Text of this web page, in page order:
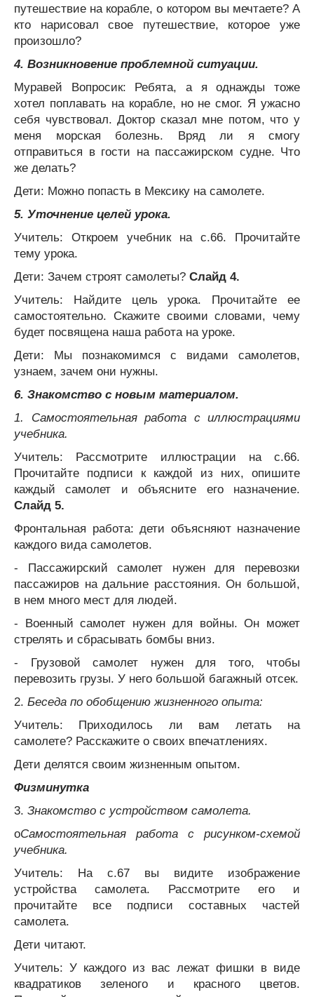
путешествие на корабле, о котором вы мечтаете? А
кто нарисовал свое путешествие, которое уже
произошло?
4. Возникновение проблемной ситуации.
Муравей Вопросик: Ребята, а я однажды тоже
хотел поплавать на корабле, но не смог. Я ужасно
себя чувствовал. Доктор сказал мне потом, что у
меня морская болезнь. Вряд ли я смогу
отправиться в гости на пассажирском судне. Что
же делать?
Дети: Можно попасть в Мексику на самолете.
5. Уточнение целей урока.
Учитель: Откроем учебник на с.66. Прочитайте
тему урока.
Дети: Зачем строят самолеты? Слайд 4.
Учитель: Найдите цель урока. Прочитайте ее
самостоятельно. Скажите своими словами, чему
будет посвящена наша работа на уроке.
Дети: Мы познакомимся с видами самолетов,
узнаем, зачем они нужны.
6. Знакомство с новым материалом.
1. Самостоятельная работа с иллюстрациями
учебника.
Учитель: Рассмотрите иллюстрации на с.66.
Прочитайте подписи к каждой из них, опишите
каждый самолет и объясните его назначение.
Слайд 5.
Фронтальная работа: дети объясняют назначение
каждого вида самолетов.
- Пассажирский самолет нужен для перевозки
пассажиров на дальние расстояния. Он большой,
в нем много мест для людей.
- Военный самолет нужен для войны. Он может
стрелять и сбрасывать бомбы вниз.
- Грузовой самолет нужен для того, чтобы
перевозить грузы. У него большой багажный отсек.
2. Беседа по обобщению жизненного опыта:
Учитель: Приходилось ли вам летать на
самолете? Расскажите о своих впечатлениях.
Дети делятся своим жизненным опытом.
Физминутка
3. Знакомство с устройством самолета.
oСамостоятельная работа с рисунком-схемой
учебника.
Учитель: На с.67 вы видите изображение
устройства самолета. Рассмотрите его и
прочитайте все подписи составных частей
самолета.
Дети читают.
Учитель: У каждого из вас лежат фишки в виде
квадратиков зеленого и красного цветов.